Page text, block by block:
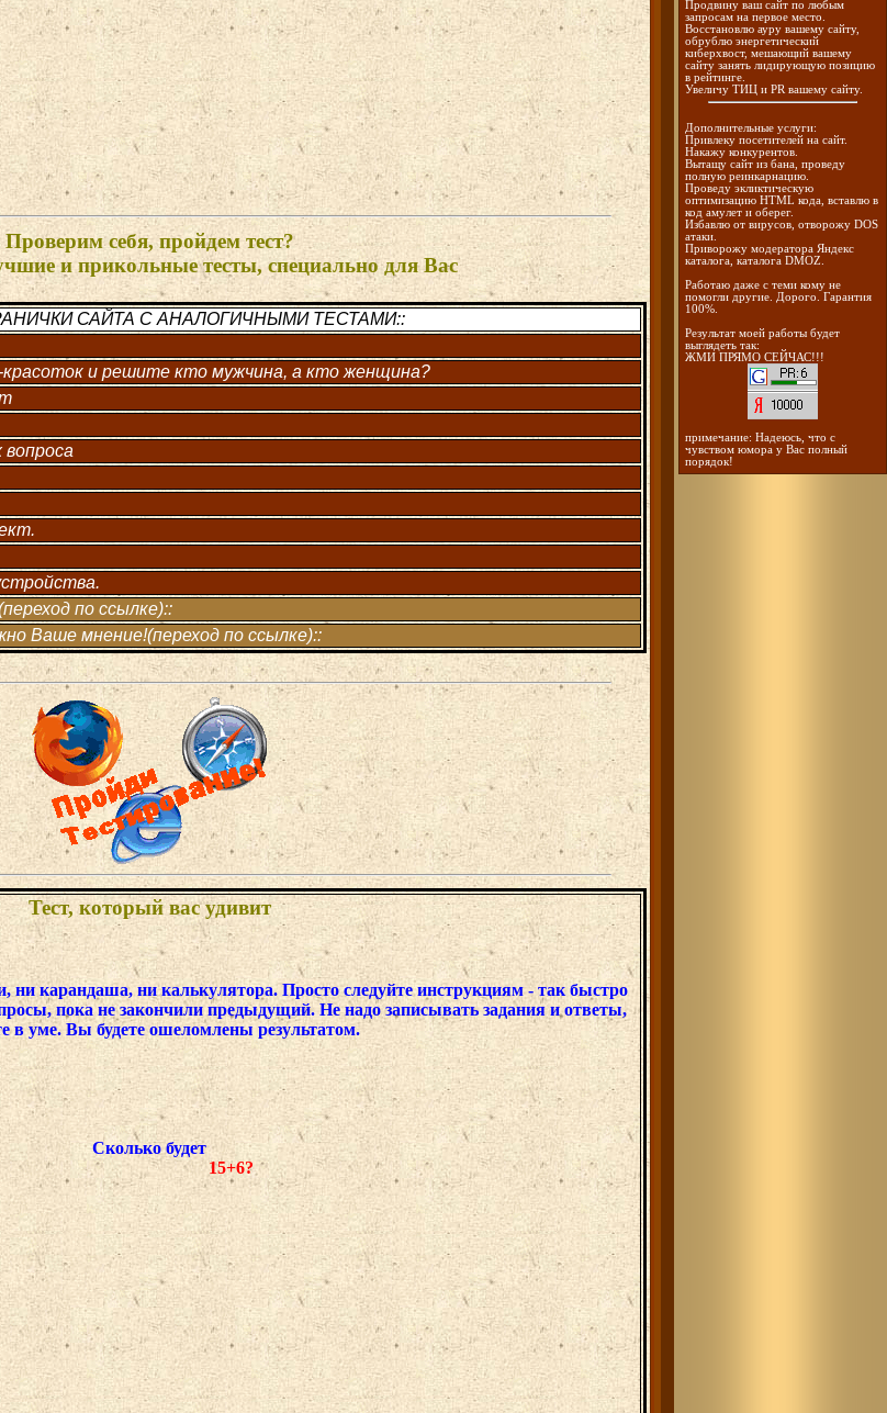
Проверим себя, пройдем тест?
и прикольные тесты, специально для Вас
САЙТА С АНАЛОГИЧНЫМИ ТЕСТАМИ::
и решите кто мужчина, а кто женщина?
по ссылке)::
Ваше мнение!(переход по ссылке)::
Тест, который вас удивит
ни карандаша, ни калькулятора. Просто следуйте инструкциям - так быстро
пока не закончили предыдущий. Не надо записывать задания и ответы,
в уме. Вы будете ошеломлены результатом.
Сколько будет
15+6?
Продвину ваш сайт по любым
запросам на первое место.
Восстановлю ауру вашему сайту,
обрублю энергетический
киберхвост, мешающий вашему
сайту занять лидирующую позицию
в рейтинге.
Увеличу ТИЦ и PR вашему сайту.
Дополнительные услуги:
Привлеку посетителей на сайт.
Накажу конкурентов.
Вытащу сайт из бана, проведу
полную реинкарнацию.
Проведу экликтическую
оптимизацию HTML кода, вставлю в
код амулет и оберег.
Избавлю от вирусов, отворожу DOS
атаки.
Приворожу модератора Яндекс
каталога, каталога DMOZ.
Работаю даже с теми кому не
помогли другие. Дорого. Гарантия
100%.
Результат моей работы будет
выглядеть так:
ЖМИ ПРЯМО СЕЙЧАС!!!
примечание: Надеюсь, что с
чувством юмора у Вас полный
порядок!